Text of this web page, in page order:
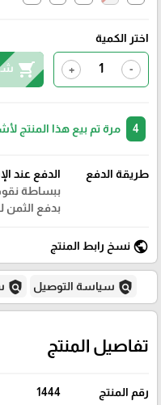
اختر الكمية
-
+
shopping_cart
مرة تم بيع هذا المنتج
طريقة الدفع
الدفع عند
ببساطة
بدفع
public نسخ رابط المنتج
policy سياسة التوصيل policy
تفاصيل المنتج
رقم المنتج 1444